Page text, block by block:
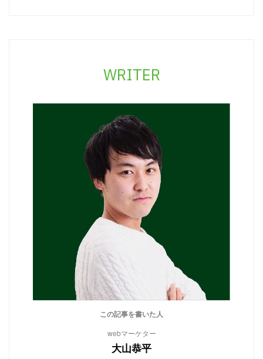
WRITER
この記事を書いた人
webマーケター
大山恭平